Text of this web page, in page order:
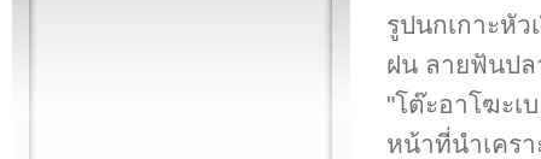
รูปนกเกาะหั
ฝน ลายฟันปล
"โต๊ะอาโฆะเ
หน้าที่นำเคร